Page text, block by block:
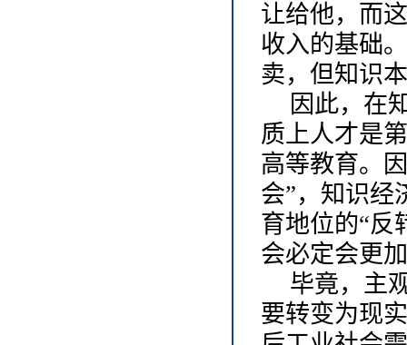
让给他，而
收入的基础
卖，但知识
因此，在
质上人才是
高等教育。
会”，知识经
育地位的“反
会必定会更
毕竟，主
要转变为现